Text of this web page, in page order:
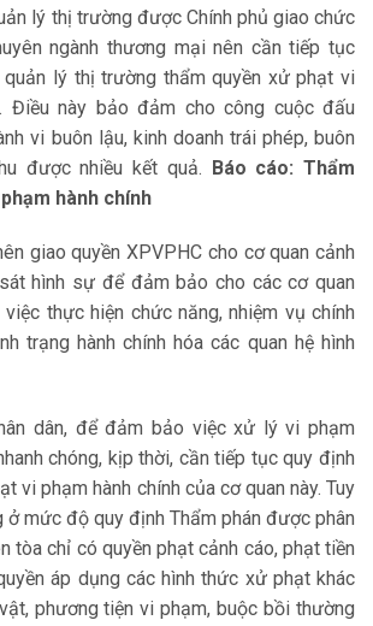
lý thị trường được Chính phủ giao chức
ngành thương mại nên cần tiếp tục
lý thị trường thẩm quyền xử phạt vi
Điều này bảo đảm cho công cuộc đấu
vi buôn lậu, kinh doanh trái phép, buôn
được nhiều kết quả. Báo cáo: Thẩm
hành chính
giao quyền XPVPHC cho cơ quan cảnh
hình sự để đảm bảo cho các cơ quan
thực hiện chức năng, nhiệm vụ chính
trạng hành chính hóa các quan hệ hình
dân, để đảm bảo việc xử lý vi phạm
chóng, kịp thời, cần tiếp tục quy định
vi phạm hành chính của cơ quan này. Tuy
ở mức độ quy định Thẩm phán được phân
tòa chỉ có quyền phạt cảnh cáo, phạt tiền
áp dụng các hình thức xử phạt khác
phương tiện vi phạm, buộc bồi thường